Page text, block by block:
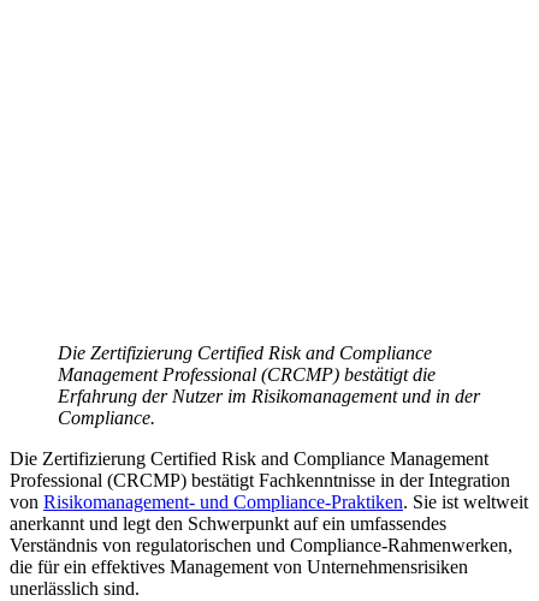
Die Zertifizierung Certified Risk and Compliance
Management Professional (CRCMP) bestätigt die
Erfahrung der Nutzer im Risikomanagement und in der
Compliance.
Die Zertifizierung Certified Risk and Compliance Management
Professional (CRCMP) bestätigt Fachkenntnisse in der Integration
von Risikomanagement- und Compliance-Praktiken. Sie ist weltweit
anerkannt und legt den Schwerpunkt auf ein umfassendes
Verständnis von regulatorischen und Compliance-Rahmenwerken,
die für ein effektives Management von Unternehmensrisiken
unerlässlich sind.